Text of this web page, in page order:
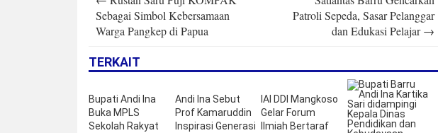
navigation
Sebagai Simbol Kebersamaan
Warga Pangkep di Papua
Patroli Sepeda, Sasar Pelanggar
dan Edukasi Pelajar→
TERKAIT
Bupati Andi Ina
Buka MPLS
Sekolah Rakyat
Andi Ina Sebut
Prof Kamaruddin
Inspirasi Generasi
IAI DDI Mangkoso
Gelar Forum
Ilmiah Bertaraf